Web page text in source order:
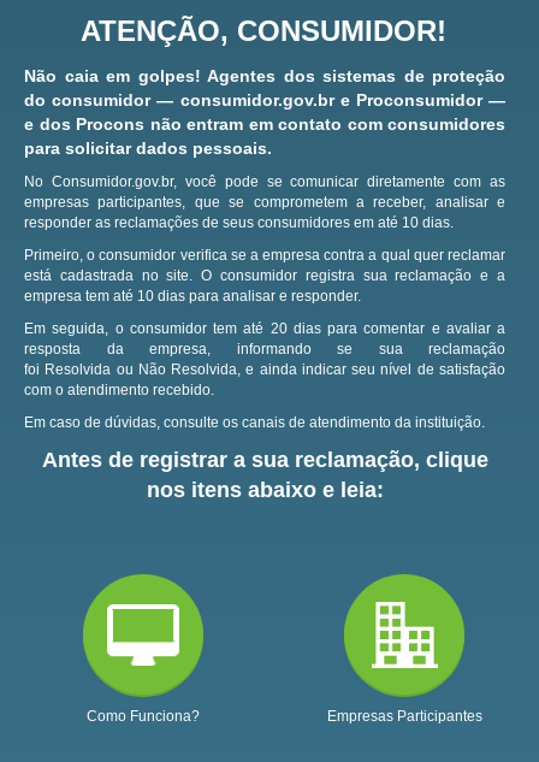
ATENÇÃO, CONSUMIDOR!
Não caia em golpes! Agentes dos sistemas de proteção
do consumidor — consumidor.gov.br e Proconsumidor —
e dos Procons não entram em contato com consumidores
para solicitar dados pessoais.
No Consumidor.gov.br, você pode se comunicar diretamente com as
empresas participantes, que se comprometem a receber, analisar e
responder as reclamações de seus consumidores em até 10 dias.
Primeiro, o consumidor verifica se a empresa contra a qual quer reclamar
está cadastrada no site.O consumidor registra sua reclamação e a
empresa tem até 10 dias para analisar e responder.
Em seguida, o consumidor tem até 20 dias para comentar e avaliar a
resposta da empresa, informando se sua reclamação
foi Resolvida ou Não Resolvida, e ainda indicar seu nível de satisfação
com o atendimento recebido.
Em caso de dúvidas, consulte os canais de atendimento da instituição.
Antes de registrar a sua reclamação, clique
nos itens abaixo e leia:
Como Funciona? Empresas Participantes